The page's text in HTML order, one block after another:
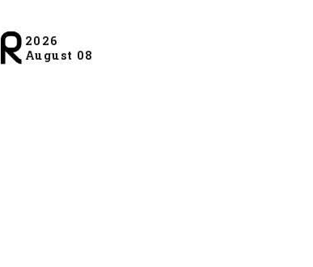
2026
August 08